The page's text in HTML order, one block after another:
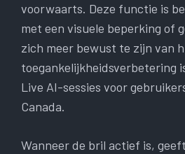
voorwaarts. Deze functie is
met een visuele beperking of
zich meer bewust te zijn van
toegankelijkheidsverbetering
Live AI-sessies voor
Canada.
Wanneer de bril actief is,